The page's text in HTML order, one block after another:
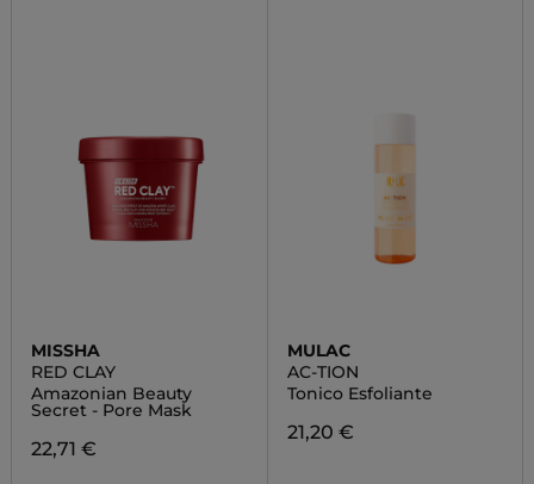
MISSHA
RED CLAY
Amazonian Beauty
Secret - Pore Mask
22,71 €
MULAC
AC-TION
Tonico Esfoliante
21,20 €